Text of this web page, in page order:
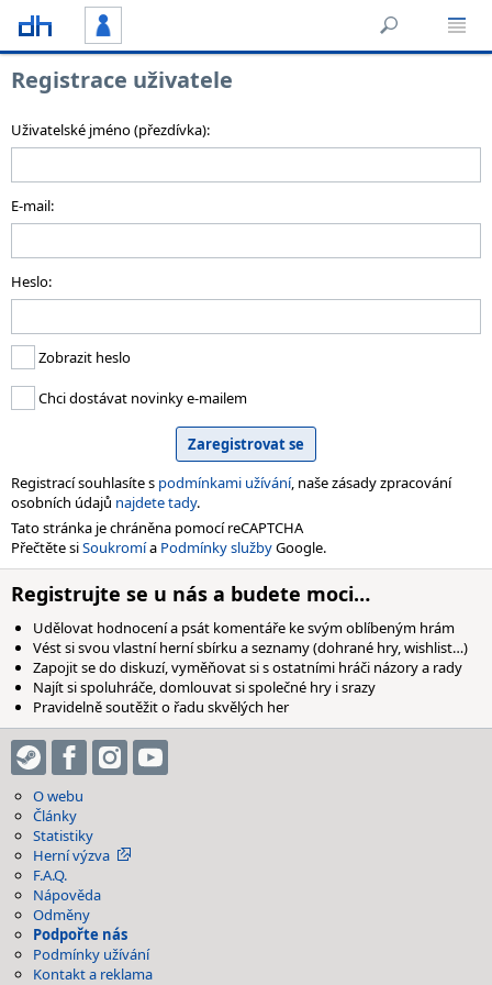
Registrace uživatele
Uživatelské jméno (přezdívka):
E-mail:
Heslo:
Zobrazit heslo
Chci dostávat novinky e-mailem
Registrací souhlasíte s podmínkami užívání, naše zásady zpracování
osobních údajů najdete tady.
Tato stránka je chráněna pomocí reCAPTCHA
Přečtěte siSoukromía Podmínky službyGoogle.
Registrujte se u nás a budete moci…
Udělovat hodnocení a psát komentáře ke svým oblíbeným hrám
Vést si svou vlastní herní sbírku a seznamy (dohrané hry, wishlist…)
Zapojit se do diskuzí, vyměňovat si s ostatními hráči názory a rady
Najít si spoluhráče, domlouvat si společné hry i srazy
Pravidelně soutěžit o řadu skvělých her
O webu
Články
Statistiky
Herní výzva
F.A.Q.
Nápověda
Odměny
Podpořte nás
Podmínky užívání
Kontakt a reklama